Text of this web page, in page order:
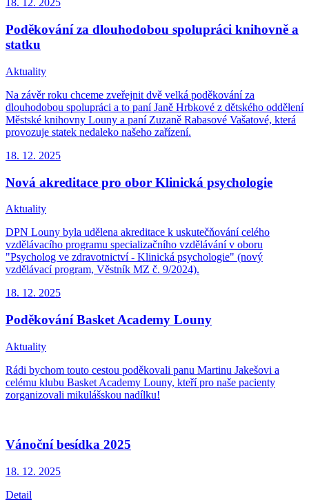
18. 12. 2025
Poděkování za dlouhodobou spolupráci knihovně a
statku
Aktuality
Na závěr roku chceme zveřejnit dvě velká poděkování za
dlouhodobou spolupráci a to paní Janě Hrbkové z dětského oddělení
Městské knihovny Louny a paní Zuzaně Rabasové Vašatové, která
provozuje statek nedaleko našeho zařízení.
18. 12. 2025
Nová akreditace pro obor Klinická psychologie
Aktuality
DPN Louny byla udělena akreditace k uskutečňování celého
vzdělávacího programu specializačního vzdělávání v oboru
"Psycholog ve zdravotnictví - Klinická psychologie" (nový
vzdělávací program, Věstník MZ č. 9/2024).
18. 12. 2025
Poděkování Basket Academy Louny
Aktuality
Rádi bychom touto cestou poděkovali panu Martinu Jakešovi a
celému klubu Basket Academy Louny, kteří pro naše pacienty
zorganizovali mikulášskou nadílku!
Vánoční besídka 2025
18. 12. 2025
Detail